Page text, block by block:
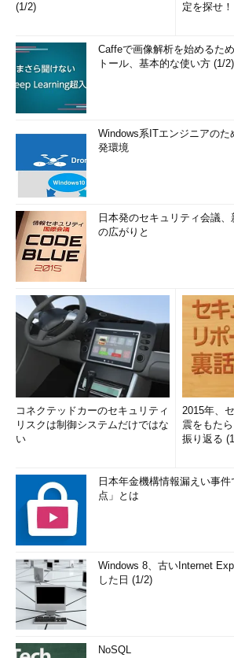
(1/2)
定を探せ
Caffeで画像解析を始めるた
トール、基本的な使い方 (1/2)
Windows系ITエンジニアのた
発環境
日本発のセキュリティ会議
の広がりと
コネクテッドカーのセキュリティ
リスクは制御システムだけではな
い
2015年、
震をもた
振り返る
日本年金機構情報漏えい事
点」とは
Windows 8、古いInternet
した日 (1/2)
NoSQL